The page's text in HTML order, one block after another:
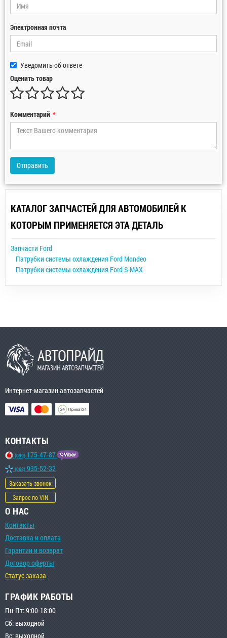
Электронная почта
Уведомить об ответе
Оценить товар
Комментарий *
Отправить
КАТАЛОГ ЗАПЧАСТЕЙ ДЛЯ АВТОМОБИЛЕЙ К
КОТОРЫМ ПРИМЕНЯЕТСЯ ЭТА ДЕТАЛЬ
Запчасти Ford
Патрубки системы охлаждения Ford Mondeo
Патрубки системы охлаждения Ford S-MAX
Интернет-магазин автозапчастей
КОНТАКТЫ
(099) 175-47-87
(068) 935-52-32
Заказать звонок
Запрос по VIN
О НАС
Контакты
Доставка и оплата
Гарантии и возврат
Договор оферты
Статус заказа
ГРАФИК РАБОТЫ
Пн-Пт: 9:00-18:00
Сб: выходной
Вс: выходной